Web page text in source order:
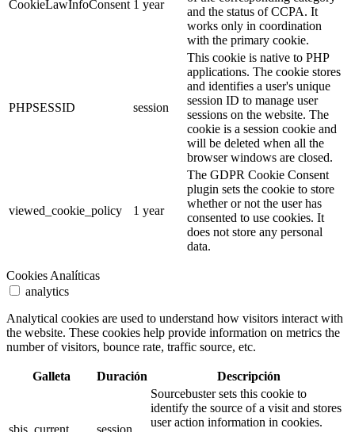
CookieLawInfoConsent 1 year
and the status of CCPA. It
works only in coordination
with the primary cookie.
PHPSESSID session
This cookie is native to PHP
applications. The cookie stores
and identifies a user's unique
session ID to manage user
sessions on the website. The
cookie is a session cookie and
will be deleted when all the
browser windows are closed.
viewed_cookie_policy 1 year
The GDPR Cookie Consent
plugin sets the cookie to store
whether or not the user has
consented to use cookies. It
does not store any personal
data.
Cookies Analíticas
analytics
Analytical cookies are used to understand how visitors interact with
the website. These cookies help provide information on metrics the
number of visitors, bounce rate, traffic source, etc.
Galleta Duración Descripción
sbjs_current session
Sourcebuster sets this cookie to
identify the source of a visit and stores
user action information in cookies.